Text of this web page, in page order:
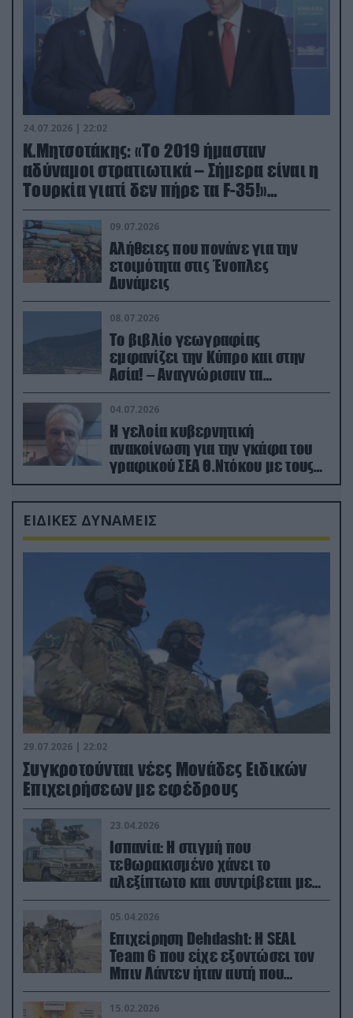
24.07.2026 | 22:02
Κ.Μητσοτάκης: «Το 2019 ήμασταν
αδύναμοι στρατιωτικά – Σήμερα είναι η
Τουρκία γιατί δεν πήρε τα F-35!»
(βίντεο)
09.07.2026
Αλήθειες που πονάνε για την
ετοιμότητα στις Ένοπλες
Δυνάμεις
08.07.2026
Το βιβλίο γεωγραφίας
εμφανίζει την Κύπρο και στην
Ασία! – Αναγνώρισαν τα
κατεχόμενα; (φωτο)
04.07.2026
Η γελοία κυβερνητική
ανακοίνωση για την γκάφα του
γραφικού ΣΕΑ Θ.Ντόκου με τους
Ρώσους φαρσέρ
ΕΙΔΙΚΕΣ ΔΥΝΑΜΕΙΣ
29.07.2026 | 22:02
Συγκροτούνται νέες Μονάδες Ειδικών
Επιχειρήσεων με εφέδρους
23.04.2026
Ισπανία: Η στιγμή που
τεθωρακισμένο χάνει το
αλεξίπτωτο και συντρίβεται με
ορμή στο έδαφος (βίντεο)
05.04.2026
Επιχείρηση Dehdasht: Η SEAL
Team 6 που είχε εξοντώσει τον
Μπιν Λάντεν ήταν αυτή που
διέσωσε τον πιλότο του F-15
15.02.2026